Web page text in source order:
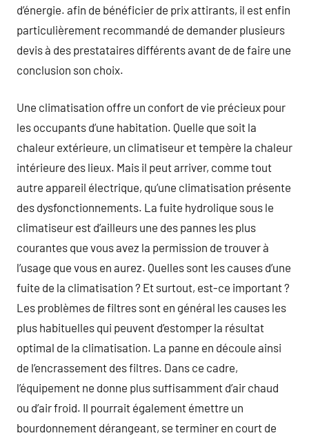
d’énergie. afin de bénéficier de prix attirants, il est enfin
particulièrement recommandé de demander plusieurs
devis à des prestataires différents avant de de faire une
conclusion son choix.
Une climatisation offre un confort de vie précieux pour
les occupants d’une habitation. Quelle que soit la
chaleur extérieure, un climatiseur et tempère la chaleur
intérieure des lieux. Mais il peut arriver, comme tout
autre appareil électrique, qu’une climatisation présente
des dysfonctionnements. La fuite hydrolique sous le
climatiseur est d’ailleurs une des pannes les plus
courantes que vous avez la permission de trouver à
l’usage que vous en aurez. Quelles sont les causes d’une
fuite de la climatisation ? Et surtout, est-ce important ?
Les problèmes de filtres sont en général les causes les
plus habituelles qui peuvent d’estomper la résultat
optimal de la climatisation. La panne en découle ainsi
de l’encrassement des filtres. Dans ce cadre,
l’équipement ne donne plus suffisamment d’air chaud
ou d’air froid. Il pourrait également émettre un
bourdonnement dérangeant, se terminer en court de